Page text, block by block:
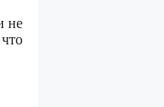
не